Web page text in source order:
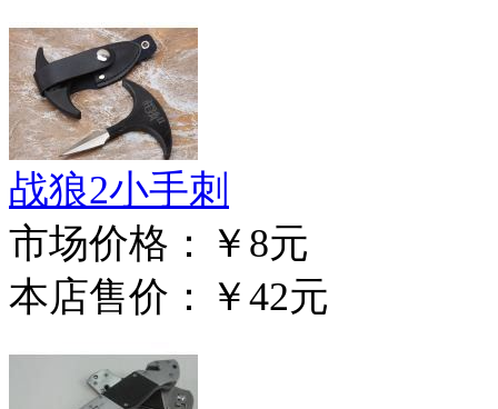
战狼2小手刺
市场价格： ￥8元
本店售价： ￥42元